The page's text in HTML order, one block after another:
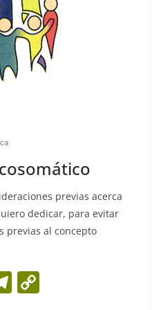
previas acerca
dedicar, para evitar
previas al concepto
T